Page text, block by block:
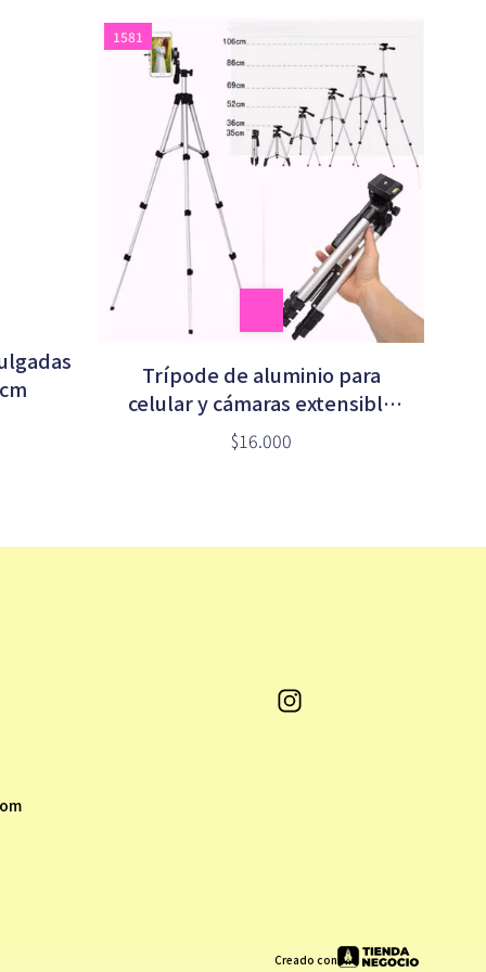
1581
Trípode de aluminio para
celular y cámaras extensible
hasta 1.10mts. en caja marrón
(3110)
$16.000
Creado con